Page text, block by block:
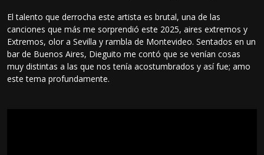
El talento que derrocha este artista es brutal, una de las
canciones que más me sorprendió este 2025, aires extremos y
Extremos, olor a Sevilla y rambla de Montevideo. Sentados en un
bar de Buenos Aires, Dieguito me contó que se venían cosas
muy distintas a las que nos tenía acostumbrados y así fue; amo
este tema profundamente.